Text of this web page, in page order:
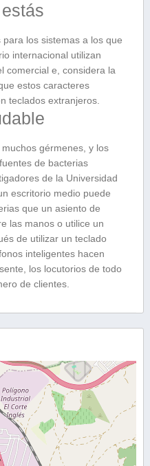
los sistemas a los que
internacional utilizan
comercial e, considera la
estos caracteres
teclados extranjeros.
gérmenes, y los
de bacterias
de la Universidad
escritorio medio puede
que un asiento de
las manos o utilice un
de utilizar un teclado
inteligentes hacen
los locutorios de todo
de clientes.